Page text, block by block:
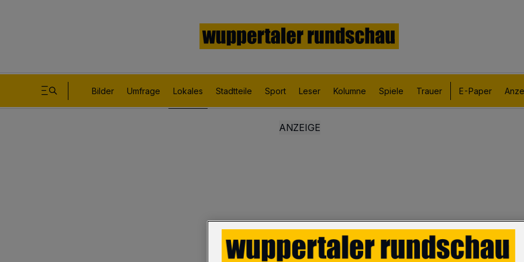
Bilder Umfrage Lokales Stadtteile Sport Leser Kolumne Spiele Trauer E-Paper